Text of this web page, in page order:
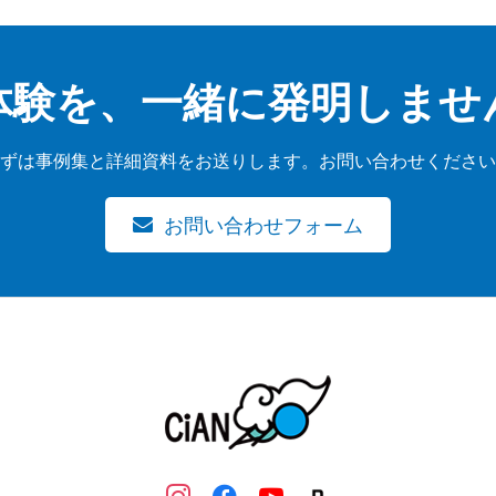
験を、一緒に発明しませ
は事例集と詳細資料をお送りします。お問い合わせください
お問い合わせフォーム